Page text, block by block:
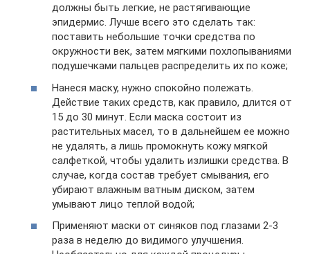
должны быть легкие, не растягивающие
эпидермис. Лучше всего это сделать так:
поставить небольшие точки средства по
окружности век, затем мягкими похлопываниями
подушечками пальцев распределить их по коже;
Нанеся маску, нужно спокойно полежать.
Действие таких средств, как правило, длится от
15 до 30 минут. Если маска состоит из
растительных масел, то в дальнейшем ее можно
не удалять, а лишь промокнуть кожу мягкой
салфеткой, чтобы удалить излишки средства. В
случае, когда состав требует смывания, его
убирают влажным ватным диском, затем
умывают лицо теплой водой;
Применяют маски от синяков под глазами 2-3
раза в неделю до видимого улучшения.